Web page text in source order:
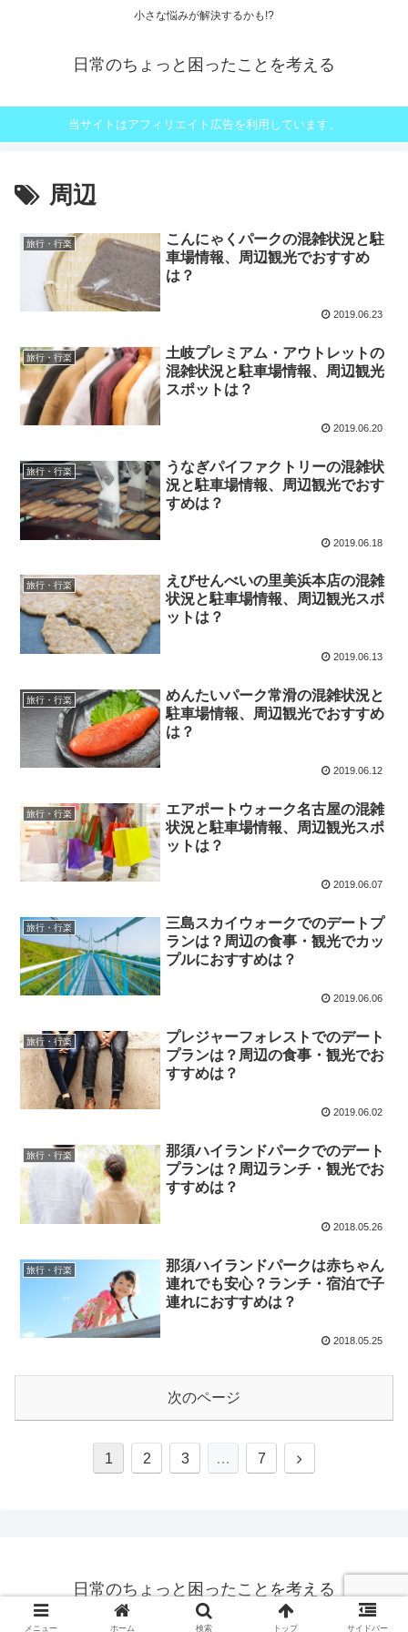
小さな悩みが解決するかも!?
日常のちょっと困ったことを考える
当サイトはアフィリエイト広告を利用しています。
周辺
旅行・行楽
こんにゃくパークの混雑状況と駐
車場情報、周辺観光でおすすめ
は？
2019.06.23
旅行・行楽
土岐プレミアム・アウトレットの
混雑状況と駐車場情報、周辺観光
スポットは？
2019.06.20
旅行・行楽
うなぎパイファクトリーの混雑状
況と駐車場情報、周辺観光でおす
すめは？
2019.06.18
旅行・行楽
えびせんべいの里美浜本店の混雑
状況と駐車場情報、周辺観光スポ
ットは？
2019.06.13
旅行・行楽
めんたいパーク常滑の混雑状況と
駐車場情報、周辺観光でおすすめ
は？
2019.06.12
旅行・行楽
エアポートウォーク名古屋の混雑
状況と駐車場情報、周辺観光スポ
ットは？
2019.06.07
旅行・行楽
三島スカイウォークでのデートプ
ランは？周辺の食事・観光でカッ
プルにおすすめは？
2019.06.06
旅行・行楽
プレジャーフォレストでのデート
プランは？周辺の食事・観光でお
すすめは？
2019.06.02
旅行・行楽
那須ハイランドパークでのデート
プランは？周辺ランチ・観光でお
すすめは？
2018.05.26
旅行・行楽
那須ハイランドパークは赤ちゃん
連れでも安心？ランチ・宿泊で子
連れにおすすめは？
2018.05.25
次のページ
1 2 3 … 7
次
日常のちょっと困ったことを考える
© 2016 日常のちょっと困ったことを考える.
メニュー ホーム 検索 トップ サイドバー